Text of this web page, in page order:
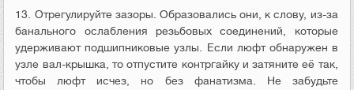
13. Отрегулируйте зазоры. Образовались они, к слову, из-за
банального ослабления резьбовых соединений, которые
удерживают подшипниковые узлы. Если люфт обнаружен в
узле вал-крышка, то отпустите контргайку и затяните её так,
чтобы люфт исчез, но без фанатизма. Не забудьте